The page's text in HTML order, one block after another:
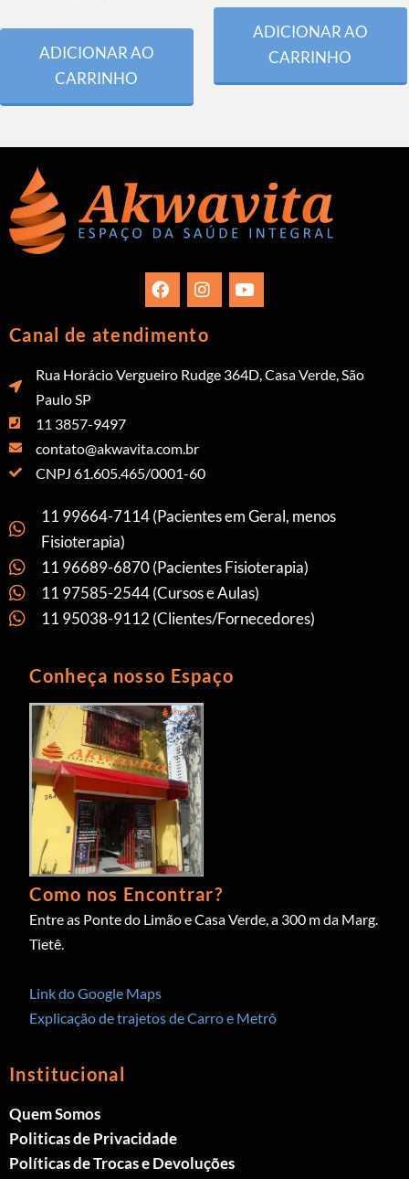
ADICIONAR AO
CARRINHO
ADICIONAR AO
CARRINHO
Canal de atendimento
Rua Horácio Vergueiro Rudge 364D, Casa Verde, São
Paulo SP
11 3857-9497
contato@akwavita.com.br
CNPJ 61.605.465/0001-60
11 99664-7114 (Pacientes em Geral, menos
Fisioterapia)
11 96689-6870 (Pacientes Fisioterapia)
11 97585-2544 (Cursos e Aulas)
11 95038-9112 (Clientes/Fornecedores)
Conheça nosso Espaço
Como nos Encontrar?
Entre as Ponte do Limão e Casa Verde, a 300 m da Marg.
Tietê.
Link do Google Maps
Explicação de trajetos de Carro e Metrô
Institucional
Quem Somos
Politicas de Privacidade
Políticas de Trocas e Devoluções